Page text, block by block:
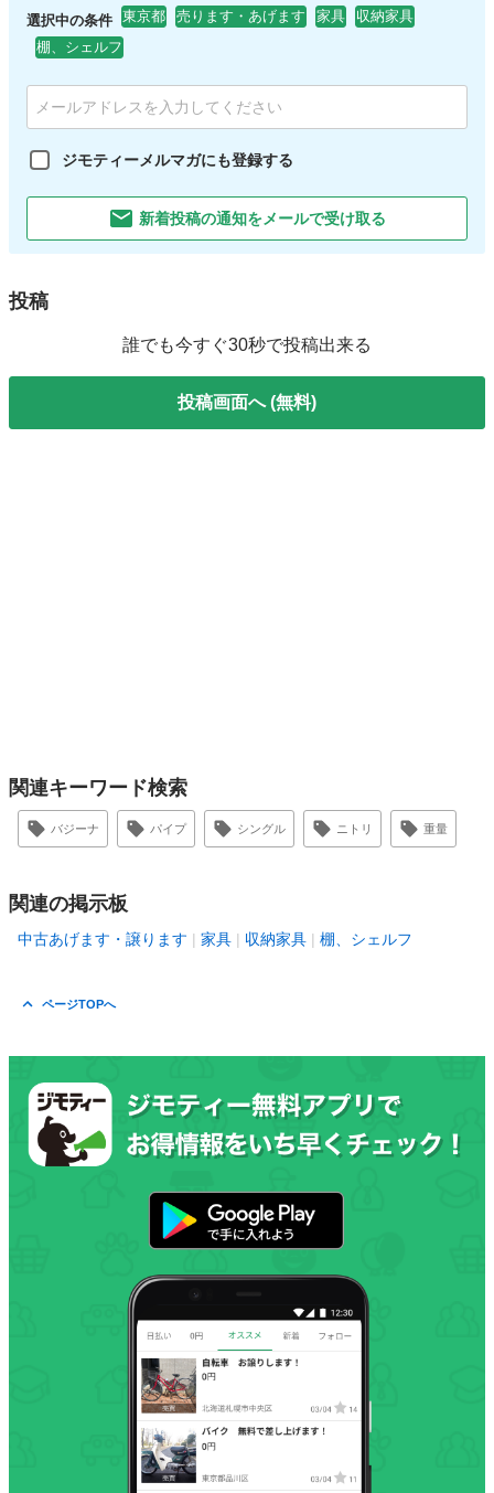
選択中の条件 東京都 売ります・あげます 家具
収納家具
棚、シェルフ
ジモティーメルマガにも登録する
新着投稿の通知をメールで受け取る
投稿
誰でも今すぐ30秒で投稿出来る
投稿画面へ (無料)
関連キーワード検索
バジーナ パイプ シングル ニトリ 重量
関連の掲示板
中古あげます・譲ります 家具 収納家具 棚、シェルフ
ページTOPへ